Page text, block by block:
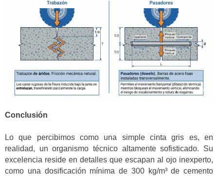
Conclusión
Lo que percibimos como una simple cinta gris es, en
realidad, un organismo técnico altamente sofisticado. Su
excelencia reside en detalles que escapan al ojo inexperto,
como una dosificación mínima de 300 kg/m³ de cemento